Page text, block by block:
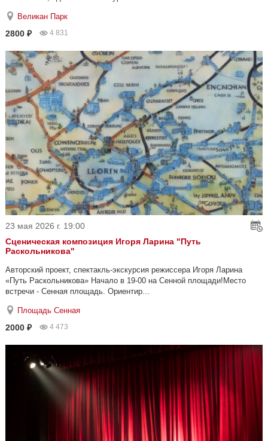
Великан Парк
2800 ₽ 4 831
23 мая 2026 г. 19:00
Сценическая композиция Игоря Ларина "Путь
Раскольникова"
Авторский проект, спектакль-экскурсия режиссера Игоря Ларина
«Путь Раскольникова» Начало в 19-00 на Сенной площади!Место
встречи - Сенная площадь. Ориентир...
Площадь Сенная
2000 ₽ 4 473